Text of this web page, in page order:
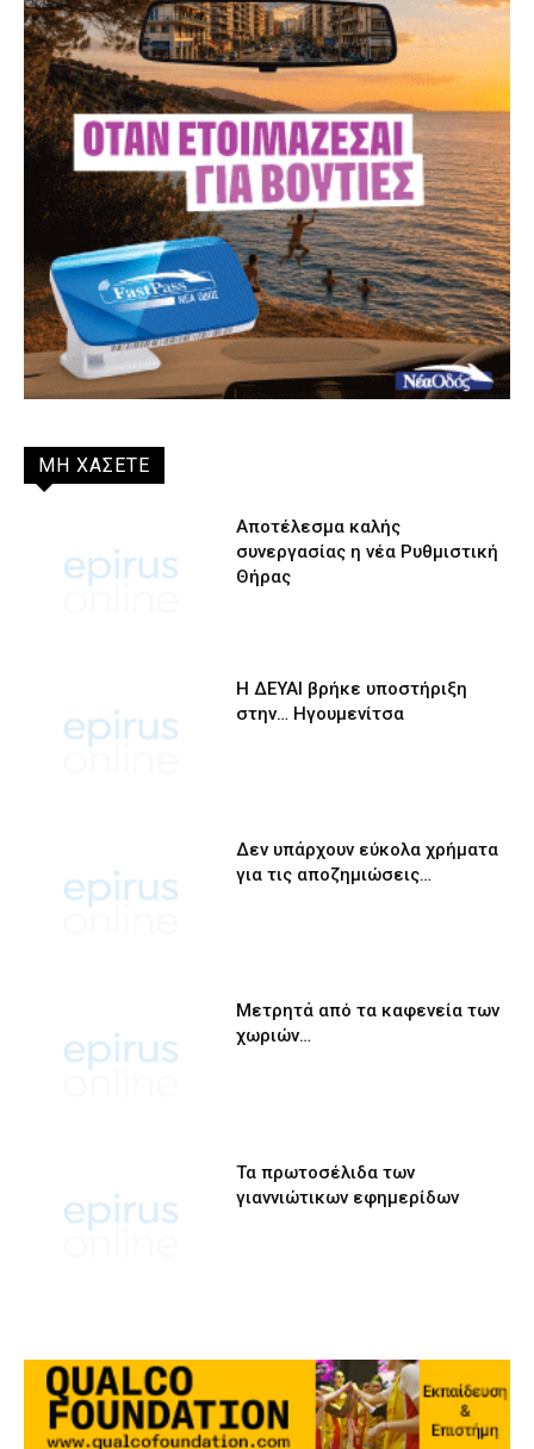
ΜΗ ΧΑΣΕΤΕ
Αποτέλεσμα καλής
συνεργασίας η νέα Ρυθμιστική
Θήρας
Η ΔΕΥΑΙ βρήκε υποστήριξη
στην… Ηγουμενίτσα
Δεν υπάρχουν εύκολα χρήματα
για τις αποζημιώσεις…
Μετρητά από τα καφενεία των
χωριών…
Τα πρωτοσέλιδα των
γιαννιώτικων εφημερίδων